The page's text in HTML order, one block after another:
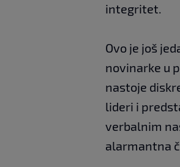
integritet.
Ovo je još
novinarke u
nastoje
lideri i
verbalnim
alarmantna